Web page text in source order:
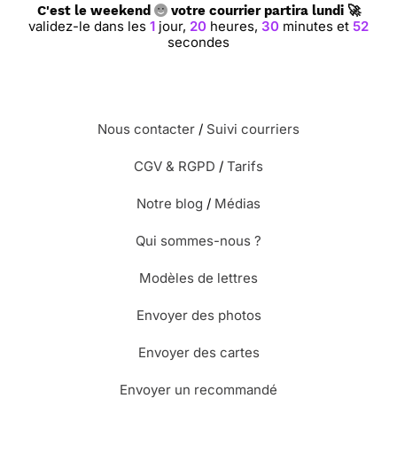
C'est le weekend votre courrier partira lundi 🚀
validez-le dans les 1 jour, 20 heures, 30 minutes et 52
secondes
Nous contacter / Suivi courriers
CGV & RGPD / Tarifs
Notre blog / Médias
Qui sommes-nous ?
Modèles de lettres
Envoyer des photos
Envoyer des cartes
Envoyer un recommandé